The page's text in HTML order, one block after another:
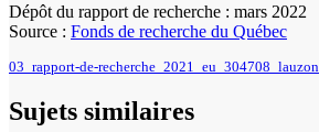
Dépôt du rapport de recherche : mars 2022
Source : Fonds de recherche du Québec
03_rapport-de-recherche_2021_eu_304708_lauzon
Sujets similaires